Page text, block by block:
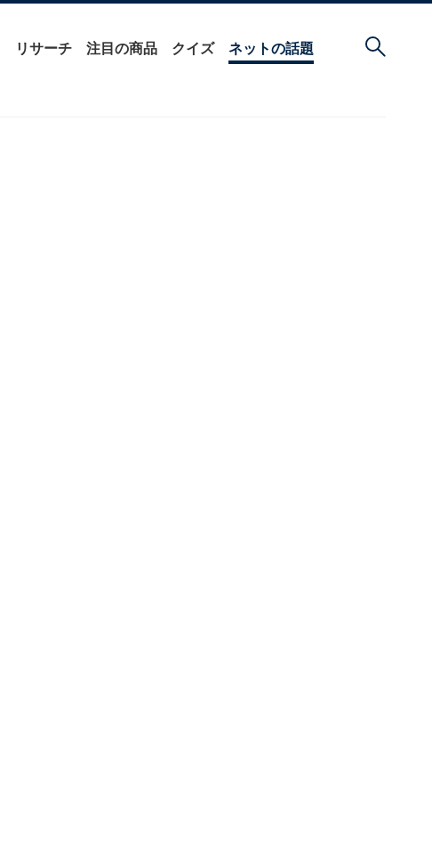
リサーチ 注目の商品 クイズ ネットの話題